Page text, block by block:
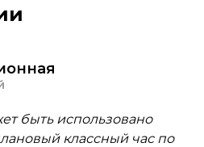
быть использовано
классный час по